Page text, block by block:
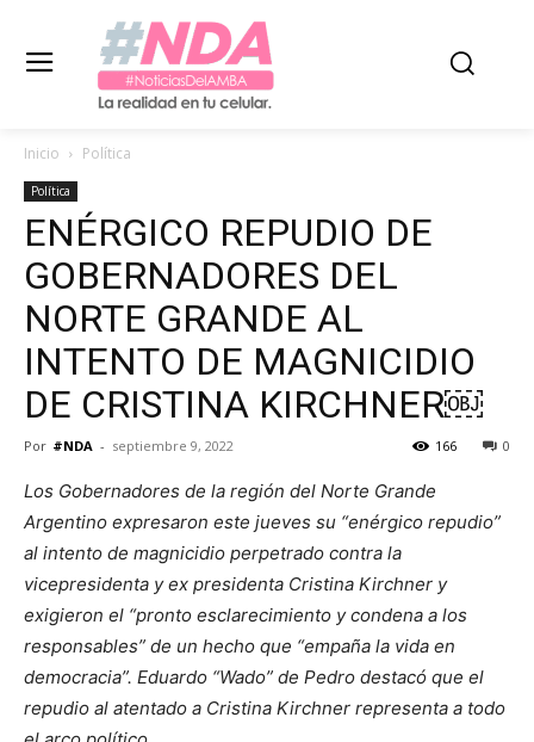
Inicio Política
Política
ENÉRGICO REPUDIO DE
GOBERNADORES DEL
NORTE GRANDE AL
INTENTO DE MAGNICIDIO
DE CRISTINA KIRCHNER￼
Por #NDA - septiembre 9, 2022 0
166
Los Gobernadores de la región del Norte Grande
Argentino expresaron este jueves su “enérgico repudio”
al intento de magnicidio perpetrado contra la
vicepresidenta y ex presidenta Cristina Kirchner y
exigieron el “pronto esclarecimiento y condena a los
responsables” de un hecho que “empaña la vida en
democracia”. Eduardo “Wado” de Pedro destacó que el
repudio al atentado a Cristina Kirchner representa a todo